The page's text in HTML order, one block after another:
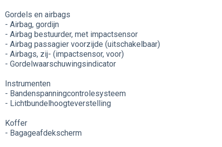
Gordels en airbags
- Airbag, gordijn
- Airbag bestuurder, met impactsensor
- Airbag passagier voorzijde (uitschakelbaar)
- Airbags, zij- (impactsensor, voor)
- Gordelwaarschuwingsindicator
Instrumenten
- Bandenspanningcontrolesysteem
- Lichtbundelhoogteverstelling
Koffer
- Bagageafdekscherm